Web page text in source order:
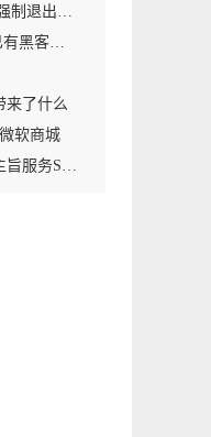
来了什么
软商城